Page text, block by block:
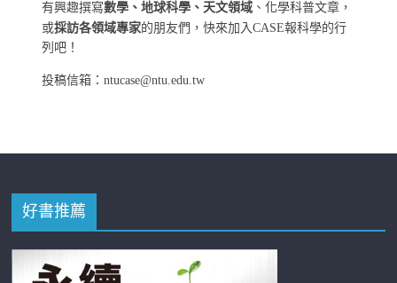
有興趣撰寫數學、地球科學、天文領域 、化學科普文章，
或採訪各領域專家的朋友們，快來加入CASE報科學的行
列吧！
投稿信箱：ntucase@ntu.edu.tw
好書推薦